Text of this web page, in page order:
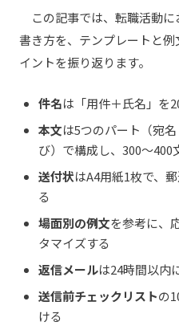
この記事では、転職活動に
書き方を、テンプレートと
イントを振り返ります。
件名は「用件＋氏名」を
本文は5つのパート（宛
び）で構成し、300〜400
送付状はA4用紙1枚で、
る
場面別の例文を参考に、
タマイズする
返信メールは24時間以内
送信前チェックリストの
ける